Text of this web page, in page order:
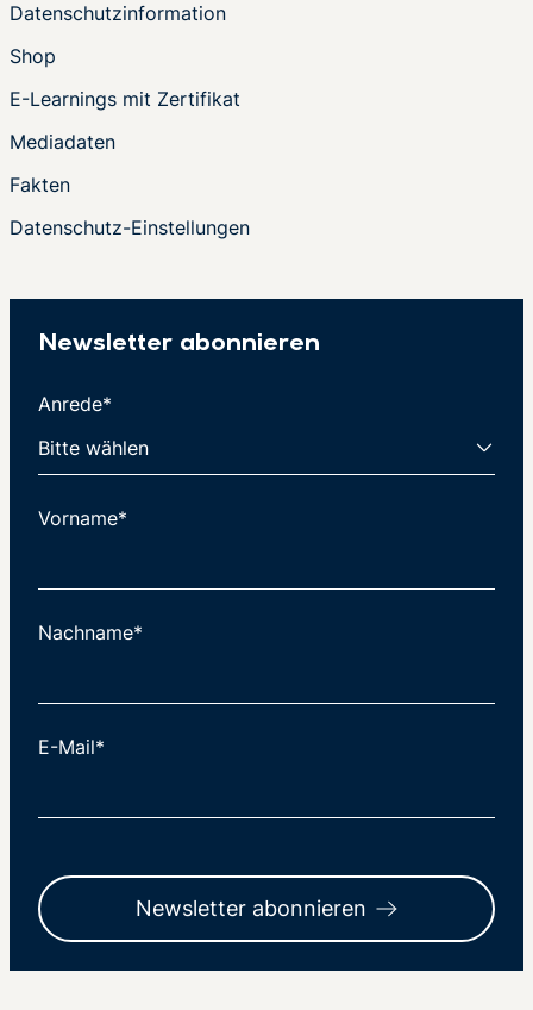
Datenschutzinformation
Shop
E-Learnings mit Zertifikat
Mediadaten
Fakten
Datenschutz-Einstellungen
Newsletter abonnieren
Anrede*
Vorname*
Nachname*
E-Mail*
Newsletter abonnieren